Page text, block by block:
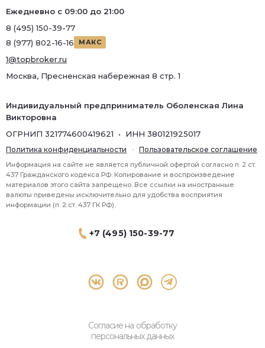
+7 (495) 150-39-77
Согласие на обработку
персональных данных
Ежедневно с 09:00 до 21:00
8 (495) 150-39-77
8 (977) 802-16-16
МАКС
1@topbroker.ru
Москва, Пресненская набережная 8 стр. 1
Индивидуальный предприниматель Оболенская Лина
Викторовна
ОГРНИП 321774600419621 • ИНН 380121925017
Политика конфиденциальности · Пользовательское соглашение
Информация на сайте не является публичной офертой согласно п. 2 ст.
437 Гражданского кодекса РФ. Копирование и воспроизведение
материалов этого сайта запрещено. Все ссылки на иностранные
валюты приведены исключительно для удобства восприятия
информации (п. 2 ст. 437 ГК РФ).